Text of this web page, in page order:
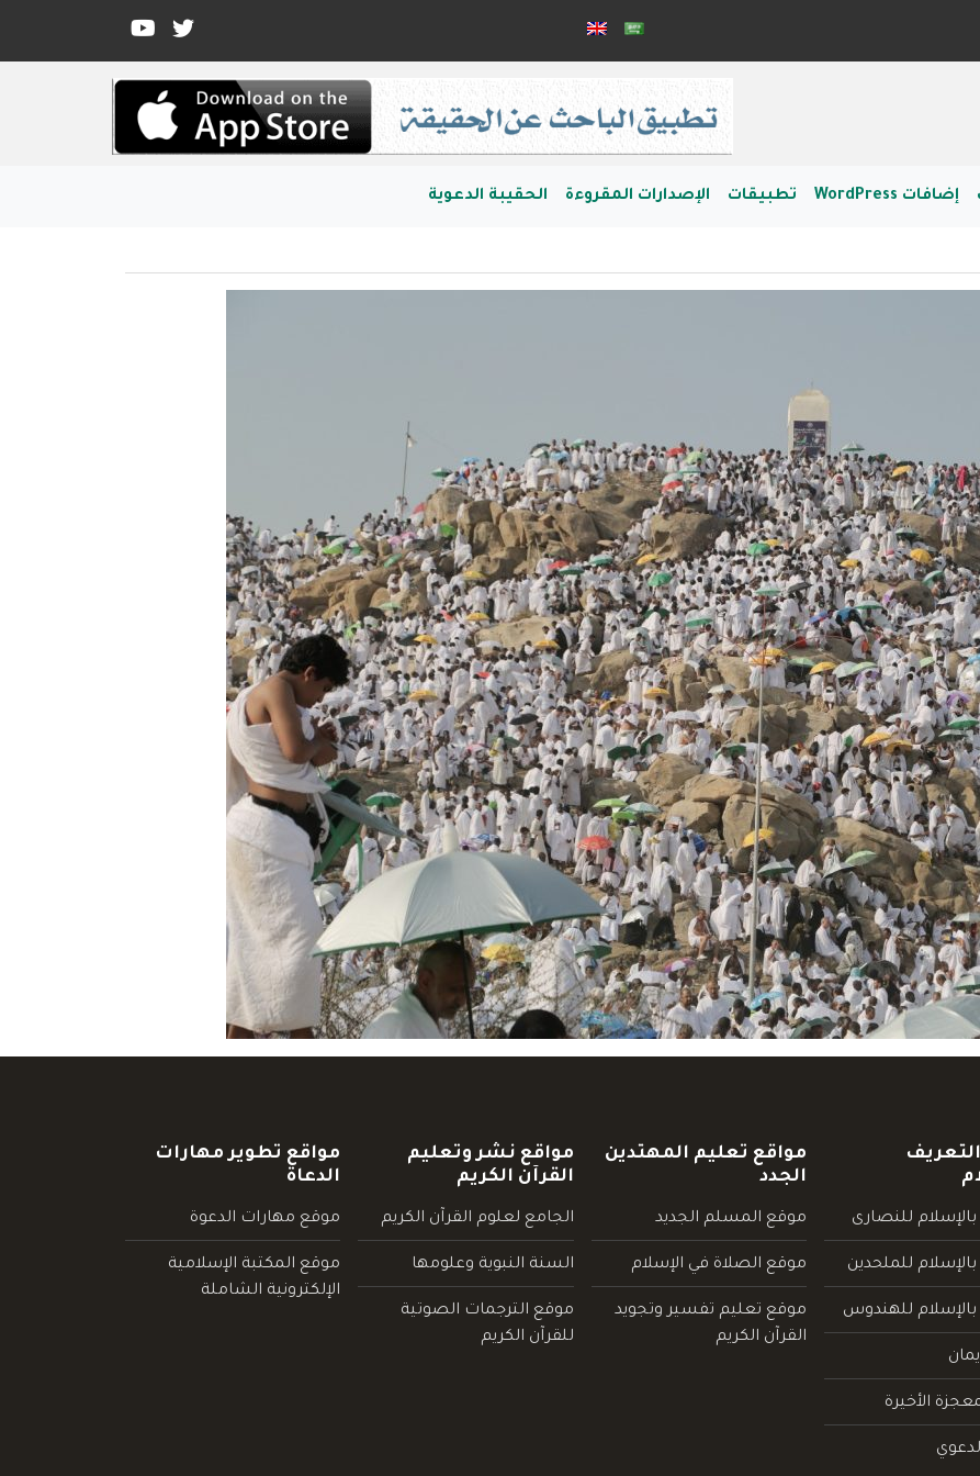
إضافات WordPress تطبيقات الإصدارات المقروءة الحقيبة الدعوية
للنصارى
للملحدين
بالإسلام للهندوس
الأخيرة
مواقع تعليم المهتدين
الجدد
موقع المسلم الجديد
موقع الصلاة في الإسلام
موقع تعليم تفسير وتجويد
القرآن الكريم
مواقع نشر وتعليم
القرآن الكريم
الجامع لعلوم القرآن الكريم
السنة النبوية وعلومها
موقع الترجمات الصوتية
للقرآن الكريم
مواقع تطوير مهارات
الدعاة
موقع مهارات الدعوة
موقع المكتبة الإسلامية
الإلكترونية الشاملة